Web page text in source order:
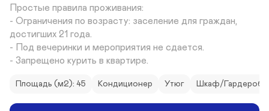
Простые правила проживания:
- Ограничения по возрасту: заселение для граждан,
достигших 21 года.
- Под вечеринки и мероприятия не сдается.
- Запрещено курить в квартире.
Площадь (м2): 45 Кондиционер Утюг Шкаф/Гардероб